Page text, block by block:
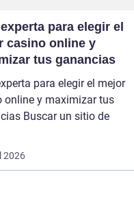
para elegir el
casino online y
tus ganancias
para elegir el mejor
online y maximizar tus
un sitio de
2026